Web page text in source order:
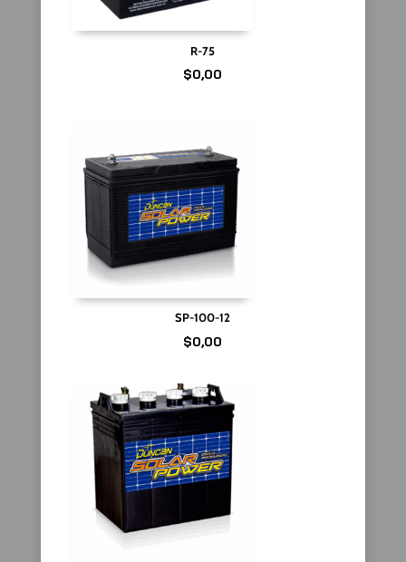
R-75
$0,00
SP-100-12
$0,00